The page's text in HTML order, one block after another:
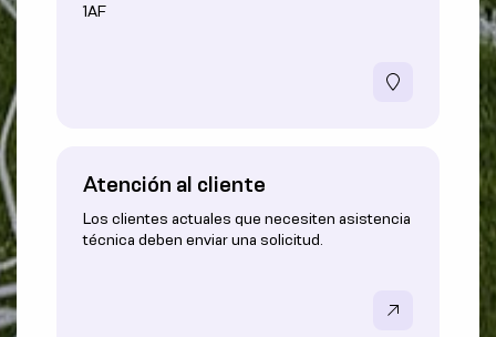
1AF
Atención al cliente
Los clientes actuales que necesiten asistencia
técnica deben enviar una solicitud.